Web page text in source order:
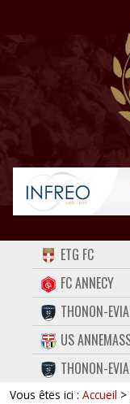
ACCUEIL
FORUM
CONTACT
FACEBOOK
TWITTER
ETG FC
FC ANNECY
THONON-
US
THONON-
Vous êtes ici : Accueil >